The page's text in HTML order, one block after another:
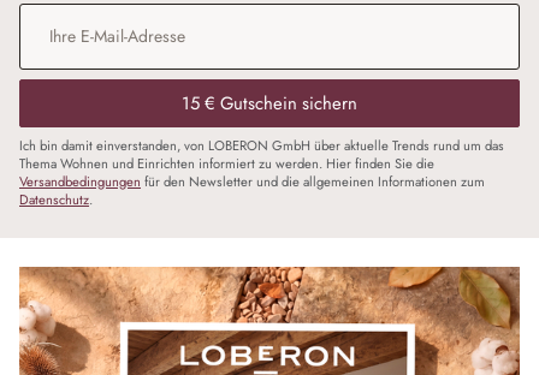
E-Mail-Adresse
15 € Gutschein sichern
Ich bin damit einverstanden, von LOBERON GmbH über aktuelle Trends rund um das
Thema Wohnen und Einrichten informiert zu werden. Hier finden Sie die
Versandbedingungen für den Newsletter und die allgemeinen Informationen zum
Datenschutz.